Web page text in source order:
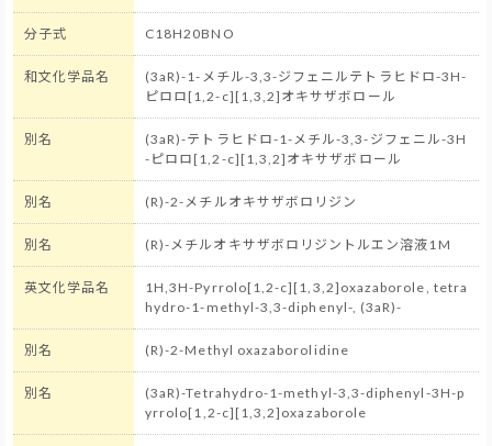
分子式 C18H20BNO
和文化学品名
(3aR)-1-メチル-3,3-ジフェニルテトラヒドロ-3H-
ピロロ[1,2-c][1,3,2]オキサザボロール
別名
(3aR)-テトラヒドロ-1-メチル-3,3-ジフェニル-3H
-ピロロ[1,2-c][1,3,2]オキサザボロール
別名 (R)-2-メチルオキサザボロリジン
別名 (R)-メチルオキサザボロリジントルエン溶液1M
英文化学品名
1H,3H-Pyrrolo[1,2-c][1,3,2]oxazaborole, tetra
hydro-1-methyl-3,3-diphenyl-, (3aR)-
別名 (R)-2-Methyl oxazaborolidine
別名
(3aR)-Tetrahydro-1-methyl-3,3-diphenyl-3H-p
yrrolo[1,2-c][1,3,2]oxazaborole